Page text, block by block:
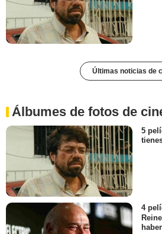
Últimas noticias de
Álbumes de fotos de
5
4